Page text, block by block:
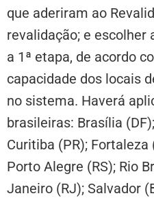
que aderiram ao
revalidação; e escolher
a 1ª etapa, de acordo
capacidade dos locais
no sistema. Haverá
brasileiras: Brasília
Curitiba (PR); Fortaleza
Porto Alegre (RS); Rio
Janeiro (RJ); Salvador